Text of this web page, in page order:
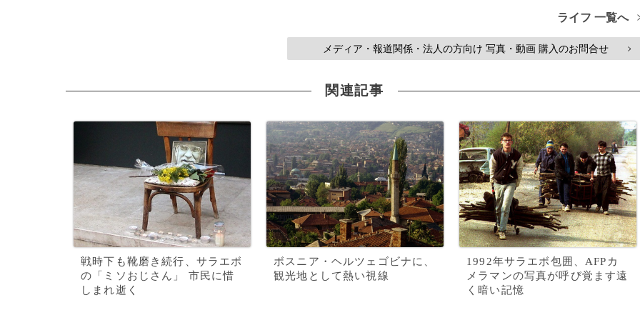
ライフ 一覧へ
メディア・報道関係・法人の方向け 写真・動画 購入のお問合せ >
関連記事
戦時下も靴磨き続行、サラエボ
の「ミソおじさん」 市民に惜
しまれ逝く
ボスニア・ヘルツェゴビナに、
観光地として熱い視線
1992年サラエボ包囲、AFPカ
メラマンの写真が呼び覚ます遠
く暗い記憶